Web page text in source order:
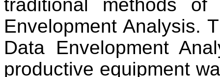
traditional methods
Envelopment Analysis.
Data Envelopment
productive equipment